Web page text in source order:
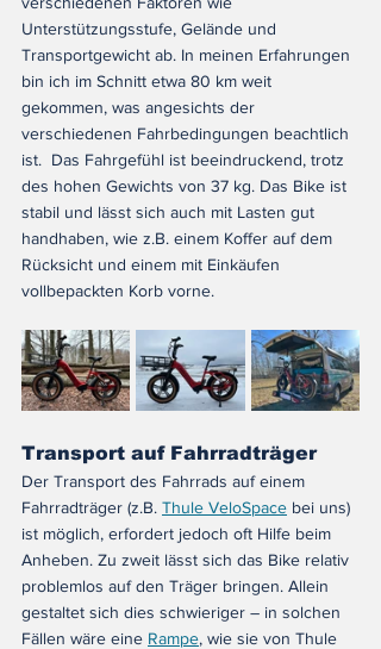
Unterstützungsstufe, Gelände und
Transportgewicht ab. In meinen Erfahrungen
bin ich im Schnitt etwa 80 km weit
gekommen, was angesichts der
verschiedenen Fahrbedingungen beachtlich
ist.  Das Fahrgefühl ist beeindruckend, trotz
des hohen Gewichts von 37 kg. Das Bike ist
stabil und lässt sich auch mit Lasten gut
handhaben, wie z.B. einem Koffer auf dem
Rücksicht und einem mit Einkäufen
vollbepackten Korb vorne.
Transport auf Fahrradträger
Der Transport des Fahrrads auf einem
Fahrradträger (z.B. Thule VeloSpace bei uns)
ist möglich, erfordert jedoch oft Hilfe beim
Anheben. Zu zweit lässt sich das Bike relativ
problemlos auf den Träger bringen. Allein
gestaltet sich dies schwieriger – in solchen
Fällen wäre eine Rampe, wie sie von Thule